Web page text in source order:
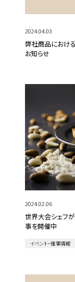
2024.04.03
弊社商品におけ
お知らせ
2024.02.06
世界大会シェフ
事を開催中
イベント・催事情報